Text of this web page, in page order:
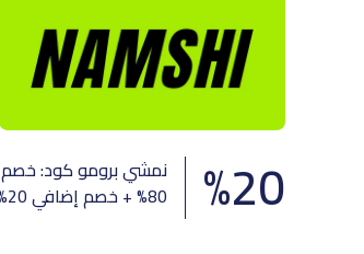
20
%
80% + خصم إضافي 20%